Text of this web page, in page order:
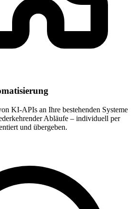
KI-APIs an Ihre bestehenden Systeme
Abläufe – individuell per
und übergeben.